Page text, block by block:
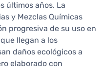
últimos años. La
y Mezclas Químicas
progresiva de su uso en
llegan a los
daños ecológicos a
elaborado con